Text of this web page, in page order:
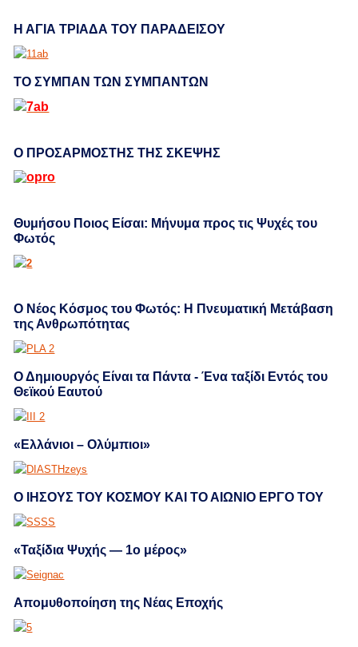
Η ΑΓΙΑ ΤΡΙΑΔΑ ΤΟΥ ΠΑΡΑΔΕΙΣΟΥ
ΤΟ ΣΥΜΠΑΝ ΤΩΝ ΣΥΜΠΑΝΤΩΝ
Ο ΠΡΟΣΑΡΜΟΣΤΗΣ ΤΗΣ ΣΚΕΨΗΣ
Θυμήσου Ποιος Είσαι: Μήνυμα προς τις Ψυχές του
Φωτός
Ο Νέος Κόσμος του Φωτός: Η Πνευματική Μετάβαση
της Ανθρωπότητας
Ο Δημιουργός Είναι τα Πάντα - Ένα ταξίδι Εντός του
Θεϊκού Εαυτού
«Ελλάνιοι – Ολύμπιοι»
Ο ΙΗΣΟΥΣ ΤΟΥ ΚΟΣΜΟΥ ΚΑΙ ΤΟ ΑΙΩΝΙΟ ΕΡΓΟ ΤΟΥ
«Ταξίδια Ψυχής — 1ο μέρος»
Απομυθοποίηση της Νέας Εποχής